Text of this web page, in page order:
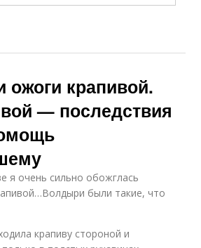
ожоги крапивой.
— последствия
я очень сильно обожглась
были такие, что
крапиву стороной и